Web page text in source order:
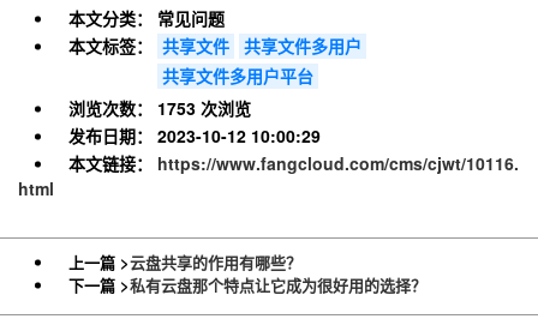
本文分类：
常见问题
本文标签：
共享文件 共享文件多用户
共享文件多用户平台
浏览次数：
1753 次浏览
发布日期：
2023-10-12 10:00:29
本文链接：
https://www.fangcloud.com/cms/cjwt/10116.
html
上一篇 >云盘共享的作用有哪些？
下一篇 >私有云盘那个特点让它成为很好用的选择？